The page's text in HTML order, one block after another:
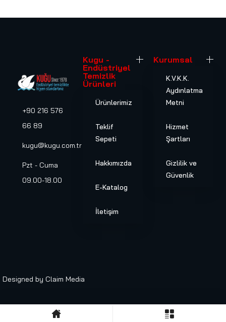
+90 216 576
66 89
kugu@kugu.com.tr
Pzt - Cuma
09.00-18.00
Kugu -
Endüstriyel
Temizlik
Ürünleri
Ürünlerimiz
Teklif
Sepeti
Hakkımızda
E-Katalog
İletişim
Kurumsal
K.V.K.K.
Aydınlatma
Metni
Hizmet
Şartları
Gizlilik ve
Güvenlik
Designed by Claim Media